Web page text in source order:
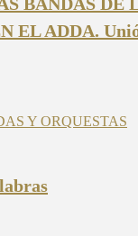
EL ADDA.
Y ORQUESTAS